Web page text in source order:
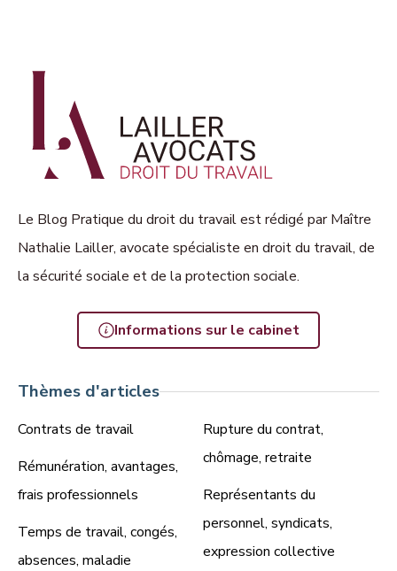
Le Blog Pratique du droit du travail est rédigé par Maître
Nathalie Lailler, avocate spécialiste en droit du travail, de
la sécurité sociale et de la protection sociale.
Informations sur le cabinet
Thèmes d'articles
Contrats de travail
Rémunération, avantages,
frais professionnels
Temps de travail, congés,
absences, maladie
Rupture du contrat,
chômage, retraite
Représentants du
personnel, syndicats,
expression collective